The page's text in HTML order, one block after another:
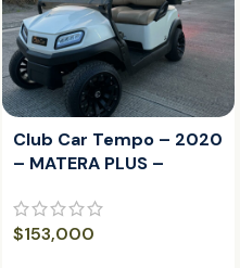
Club Car Tempo – 2020
– MATERA PLUS –
$153,000